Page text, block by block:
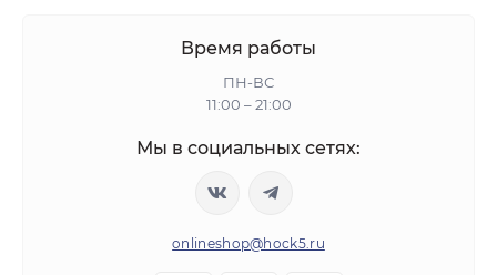
Время работы
ПН-ВС
11:00 – 21:00
Мы в социальных сетях:
onlineshop@hock5.ru